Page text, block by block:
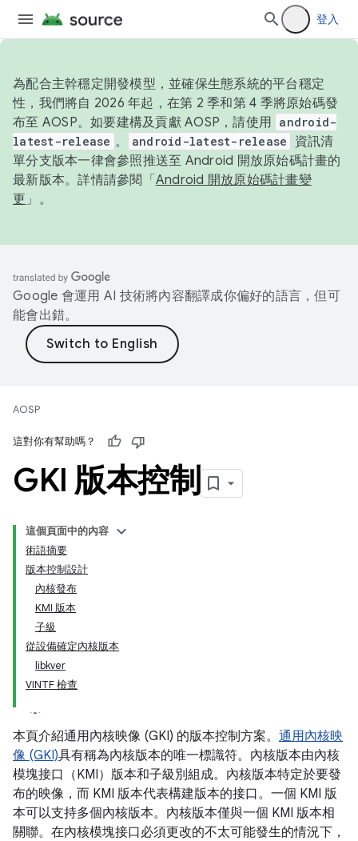
登入
為配合主幹穩定開發模型，並確保生態系統的平台穩定
性，我們將自 2026 年起，在第 2 季和第 4 季將原始碼發
布至 AOSP。如要建構及貢獻 AOSP，請使用 android-
latest-release 。 android-latest-release
資訊清
單分支版本一律會參照推送至 Android 開放原始碼計畫的
最新版本。詳情請參閱「 Android 開放原始碼計畫變
更 」。
Google 會運用 AI 技術將內容翻譯成你偏好的語言，但可
能會出錯。
AOSP
這對你有幫助嗎？
GKI 版本控制
這個頁面中的內容
術語摘要
版本控制設計
內核發布
KMI 版本
子級
從設備確定內核版本
libkver
VINTF 檢查
本頁介紹通用內核映像 (GKI) 的版本控制方案。 通用內核映
像 (GKI)具有稱為內核版本的唯一標識符。內核版本由內核
模塊接口（KMI）版本和子級別組成。內核版本特定於要發
布的映像，而 KMI 版本代表構建版本的接口。一個 KMI 版
本可以支持多個內核版本。內核版本僅與一個 KMI 版本相
關聯。在內核模塊接口必須更改的不太可能發生的情況下，